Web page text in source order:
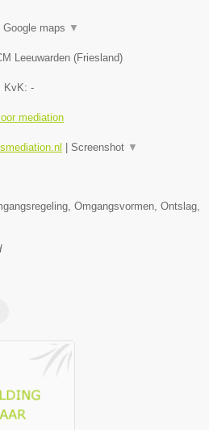
Google maps ▼
Leeuwarden (Friesland)
KvK: -
mediation
Screenshot ▼
Omgangsvormen, Ontslag,